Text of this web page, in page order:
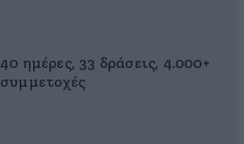
40 ημέρες, 33 δράσεις, 4.000+
συμμετοχές